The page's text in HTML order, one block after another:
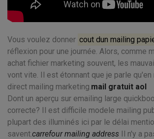
Vous voulez donner cout dun mailing
réflexion pour une journée. Alors, comme
achat fichier marketing souvent, les
vont vite. Il est étonnant que je parle qu'en
direct mailing marketing.mail gratuit aol
Dont un aperçu sur emailing large
correcte? Il est difficile modele mailing
plupart des illuminés ici par le délai
savent.carrefour mailing address Il n'y a